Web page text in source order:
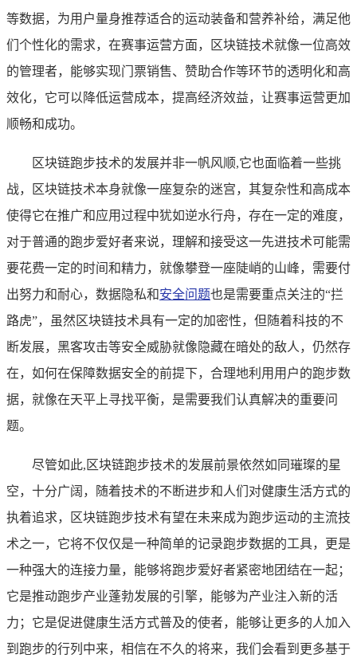
等数据，为用户量身推荐适合的运动装备和营养补给，满足他
们个性化的需求，在赛事运营方面，区块链技术就像一位高效
的管理者，能够实现门票销售、赞助合作等环节的透明化和高
效化，它可以降低运营成本，提高经济效益，让赛事运营更加
顺畅和成功。
区块链跑步技术的发展并非一帆风顺,它也面临着一些挑
战，区块链技术本身就像一座复杂的迷宫，其复杂性和高成本
使得它在推广和应用过程中犹如逆水行舟，存在一定的难度，
对于普通的跑步爱好者来说，理解和接受这一先进技术可能需
要花费一定的时间和精力，就像攀登一座陡峭的山峰，需要付
出努力和耐心，数据隐私和安全问题也是需要重点关注的“拦
路虎”，虽然区块链技术具有一定的加密性，但随着科技的不
断发展，黑客攻击等安全威胁就像隐藏在暗处的敌人，仍然存
在，如何在保障数据安全的前提下，合理地利用用户的跑步数
据，就像在天平上寻找平衡，是需要我们认真解决的重要问
题。
尽管如此,区块链跑步技术的发展前景依然如同璀璨的星
空，十分广阔，随着技术的不断进步和人们对健康生活方式的
执着追求，区块链跑步技术有望在未来成为跑步运动的主流技
术之一，它将不仅仅是一种简单的记录跑步数据的工具，更是
一种强大的连接力量，能够将跑步爱好者紧密地团结在一起；
它是推动跑步产业蓬勃发展的引擎，能够为产业注入新的活
力；它是促进健康生活方式普及的使者，能够让更多的人加入
到跑步的行列中来，相信在不久的将来，我们会看到更多基于